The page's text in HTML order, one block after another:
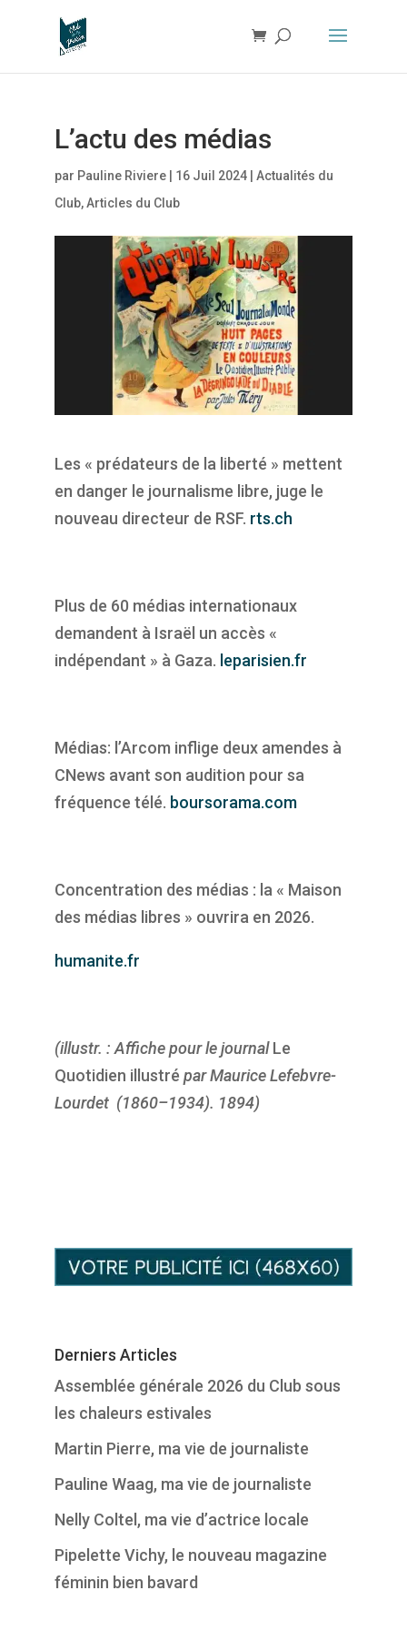
L’actu des médias
par Pauline Riviere| 16 Juil 2024| Actualités du
Club,Articles du Club
Les « prédateurs de la liberté » mettent
en danger le journalisme libre, juge le
nouveau directeur de RSF. rts.ch
Plus de 60 médias internationaux
demandent à Israël un accès «
indépendant » à Gaza. leparisien.fr
Médias: l’Arcom inflige deux amendes à
CNews avant son audition pour sa
fréquence télé. boursorama.com
Concentration des médias : la « Maison
des médias libres » ouvrira en 2026.
humanite.fr
(illustr. : Affiche pour le journalLe
Quotidien illustré par Maurice Lefebvre-
Lourdet (1860–1934). 1894)
Derniers Articles
Assemblée générale 2026 du Club sous
les chaleurs estivales
Martin Pierre, ma vie de journaliste
Pauline Waag, ma vie de journaliste
Nelly Coltel, ma vie d’actrice locale
Pipelette Vichy, le nouveau magazine
féminin bien bavard